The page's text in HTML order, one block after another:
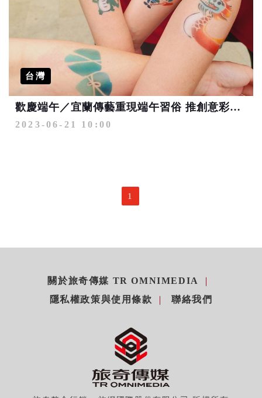
台灣
歡慶端午／宜蘭傳藝重現端午習俗 推創意彩噴與蛇尾美拍
2023-06-21 10:00
1
關於旅奇傳媒 TR OMNIMEDIA
隱私權政策與使用條款
聯絡我們